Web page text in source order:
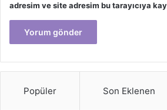
adresim ve site adresim bu tarayıcıya
Popüler Son Eklenen